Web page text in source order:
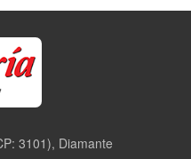
3101), Diamante